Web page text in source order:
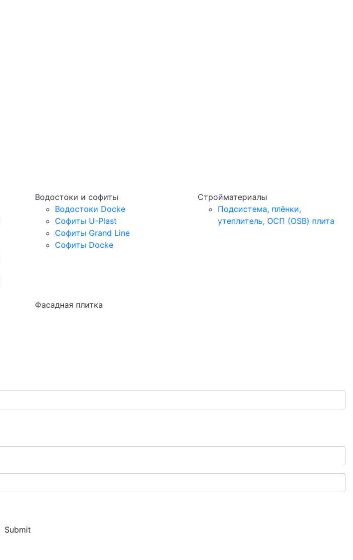
Водостоки и софиты
Водостоки Docke
Софиты U-Plast
Софиты Grand Line
Софиты Docke
Стройматериалы
Подсистема, плёнки,
утеплитель, ОСП (OSB) плита
Фасадная плитка
Submit